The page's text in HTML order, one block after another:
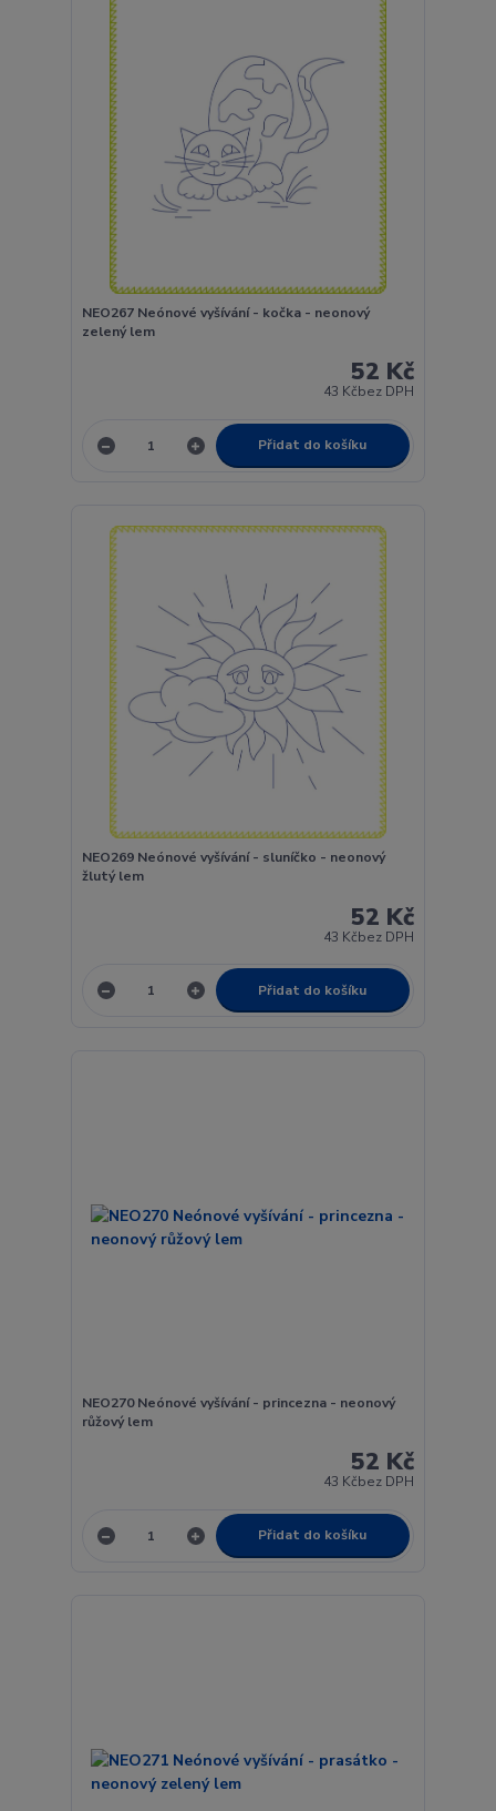
NEO267 Neónové vyšívání - kočka - neonový
zelený lem
52 Kč
43 Kčbez DPH
Přidat do košíku
NEO269 Neónové vyšívání - sluníčko - neonový
žlutý lem
52 Kč
43 Kčbez DPH
Přidat do košíku
NEO270 Neónové vyšívání - princezna - neonový
růžový lem
52 Kč
43 Kčbez DPH
Přidat do košíku